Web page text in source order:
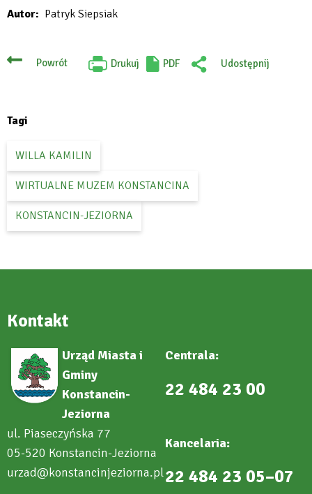
Autor Patryk Siepsiak
Powrót Drukuj
Will
PDF
Udostępnij
Tagi
WILLA KAMILIN
WIRTUALNE MUZEM KONSTANCINA
KONSTANCIN-JEZIORNA
Kontakt
Urząd Miasta i
Gminy
Konstancin-
Jeziorna
ul. Piaseczyńska 77
05-520 Konstancin-Jeziorna
urzad@konstancinjeziorna.pl
Centrala:
22 484 23 00
Kancelaria:
22 484 23 05–07